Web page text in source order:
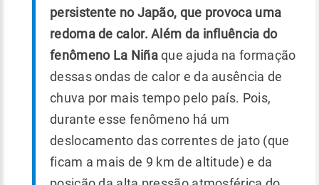
persistente no Japão, que provoca uma
redoma de calor. Além da influência do
fenômeno La Niñaque ajuda na formação
dessas ondas de calor e da ausência de
chuva por mais tempo pelo país. Pois,
durante esse fenômeno há um
deslocamento das correntes de jato (que
ficam a mais de 9 km de altitude) e da